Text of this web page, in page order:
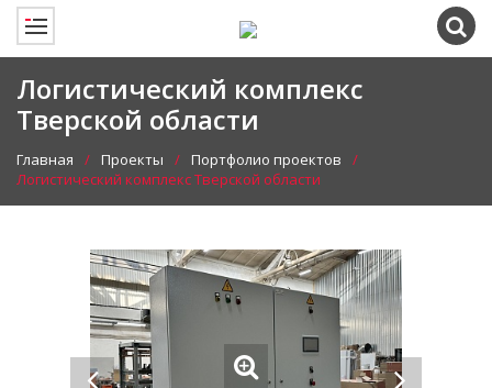
Логистический комплекс
Тверской области
Главная Проекты
Портфолио проектов
Логистический комплекс Тверской области